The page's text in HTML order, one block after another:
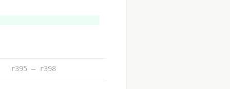
r395 – r398